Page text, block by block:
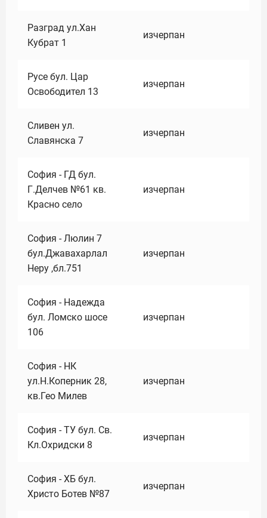
Разград ул.Хан
Кубрат 1
изчерпан
Русе бул. Цар
Освободител 13
изчерпан
Сливен ул.
Славянска 7
изчерпан
София - ГД бул.
Г.Делчев №61 кв.
Красно село
изчерпан
София - Люлин 7
бул.Джавахарлал
Неру ,бл.751
изчерпан
София - Надежда
бул. Ломско шосе
106
изчерпан
София - НК
ул.Н.Коперник 28,
кв.Гео Милев
изчерпан
София - ТУ бул. Св.
Кл.Охридски 8
изчерпан
София - ХБ бул.
Христо Ботев №87
изчерпан